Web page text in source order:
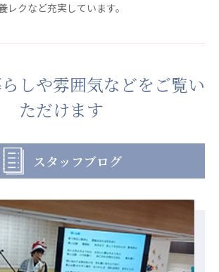
レクなど充実しています。
しや雰囲気などをご覧い
ただけます
スタッフブログ